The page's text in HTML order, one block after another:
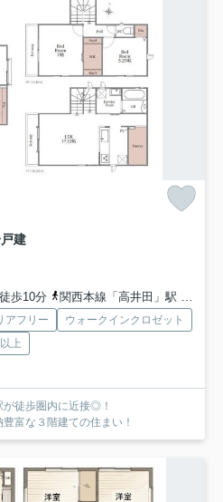
建
歩10分
関西本線「高井田」駅 徒歩17分
アフリー
ウォークインクロゼット
上
徒歩圏内に近接◎！
富な３階建ての住まい！